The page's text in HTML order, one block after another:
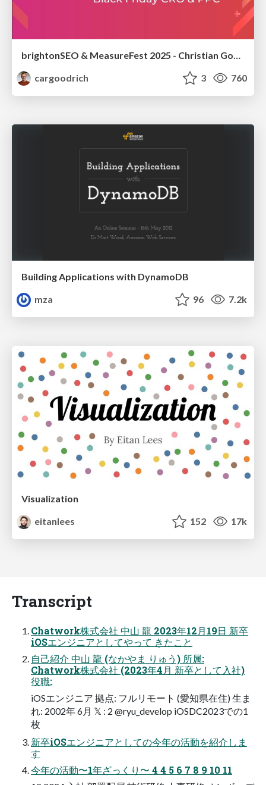
brightonSEO & MeasureFest 2025 - Christian Goodrich - Winning strategies for Black Friday CRO & PPC
cargoodrich
3 760
Building Applications with DynamoDB
mza
96 7.2k
Visualization
eitanlees
152 17k
Transcript
Chatwork株式会社 中山 龍 2023年12月19日 新卒
iOSエンジニアとしてやって きたこと
自己紹介 中山 龍 (なかやま りゅう) 所属:
Chatwork株式会社 (2023年4月 新卒として入社)
役職:
iOSエンジニア 拠点: フルリモート (愛知県在住) 生ま
れ: 2002年 6月 𝕏 : 2 @ryu_develop iOSDC2023での1
枚
新卒iOSエンジニアとしての今年の活動を紹介しま
す
今年の活動〜1年ざっくり〜 4 4 5 6 7 8 9 10 11